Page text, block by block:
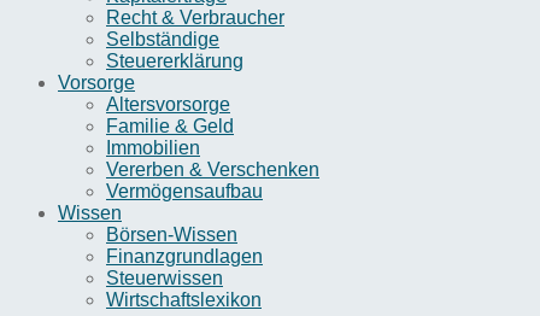
Recht & Verbraucher
Selbständige
Steuererklärung
Vorsorge
Altersvorsorge
Familie & Geld
Immobilien
Vererben & Verschenken
Vermögensaufbau
Wissen
Börsen-Wissen
Finanzgrundlagen
Steuerwissen
Wirtschaftslexikon